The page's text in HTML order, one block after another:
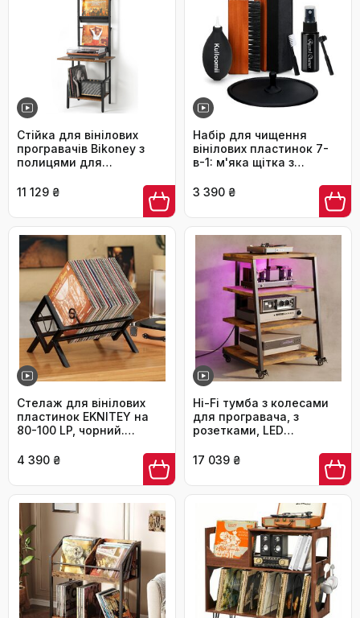
Стійка для вінілових
програвачів Bikoney з
полицями для
(до 200 альбомів) чорно-
11 129 ₴
Набір для чищення
вінілових пластинок 7-
в-1: м'яка щітка з
антистатична рідина,
повітряний компресор,
щітка для голки
3 390 ₴
Стелаж для вінілових
пластинок EKNITEY на
80-100 LP, чорний.
журналів, міцна, проста
4 390 ₴
Hi-Fi тумба з колесами
для програвача, з
розетками, LED
медіа-стійка для аудіо,
стерео, TV, 60x52x78 см
17 039 ₴